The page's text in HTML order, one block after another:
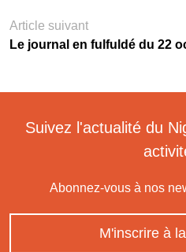
Article suivant
Le journal en fulfuldé du 22
Suivez l'actualité du
Abonnez-vous à nos
M'inscrire à